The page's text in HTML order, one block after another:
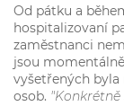
Od pátku a
hospitalizovaní
zaměstnanci
jsou
vyšetřených byla
osob. "Konkrétně